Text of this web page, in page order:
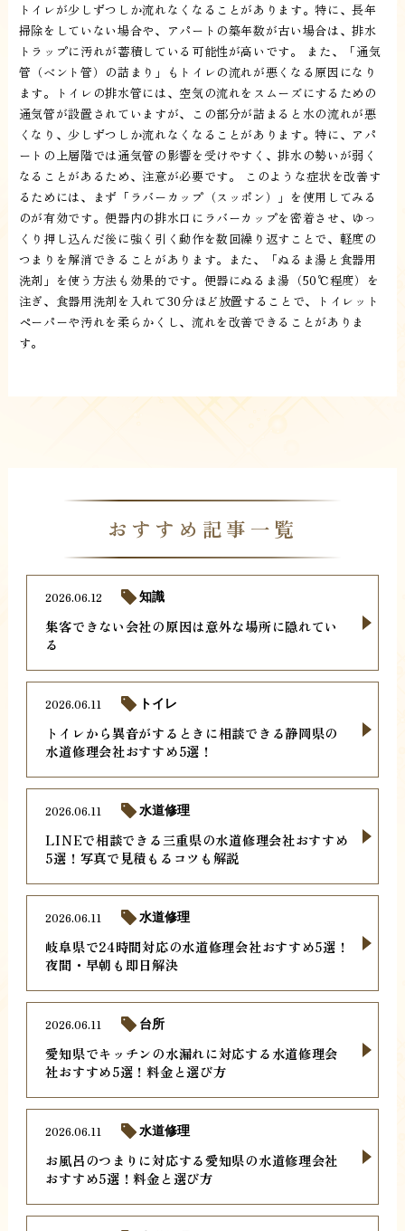
トイレが少しずつしか流れなくなることがあります。特に、長年
掃除をしていない場合や、アパートの築年数が古い場合は、排水
トラップに汚れが蓄積している可能性が高いです。 また、「通気
管（ベント管）の詰まり」もトイレの流れが悪くなる原因になり
ます。トイレの排水管には、空気の流れをスムーズにするための
通気管が設置されていますが、この部分が詰まると水の流れが悪
くなり、少しずつしか流れなくなることがあります。特に、アパ
ートの上層階では通気管の影響を受けやすく、排水の勢いが弱く
なることがあるため、注意が必要です。 このような症状を改善す
るためには、まず「ラバーカップ（スッポン）」を使用してみる
のが有効です。便器内の排水口にラバーカップを密着させ、ゆっ
くり押し込んだ後に強く引く動作を数回繰り返すことで、軽度の
つまりを解消できることがあります。また、「ぬるま湯と食器用
洗剤」を使う方法も効果的です。便器にぬるま湯（50℃程度）を
注ぎ、食器用洗剤を入れて30分ほど放置することで、トイレット
ペーパーや汚れを柔らかくし、流れを改善できることがありま
す。
おすすめ記事一覧
集客できない会社の原因は意外な場所に隠れてい
る
2026.06.12 知識
トイレから異音がするときに相談できる静岡県の
水道修理会社おすすめ5選！
2026.06.11 トイレ
LINEで相談できる三重県の水道修理会社おすすめ
5選！写真で見積もるコツも解説
2026.06.11 水道修理
岐阜県で24時間対応の水道修理会社おすすめ5選！
夜間・早朝も即日解決
2026.06.11 水道修理
愛知県でキッチンの水漏れに対応する水道修理会
社おすすめ5選！料金と選び方
2026.06.11 台所
お風呂のつまりに対応する愛知県の水道修理会社
おすすめ5選！料金と選び方
2026.06.11 水道修理